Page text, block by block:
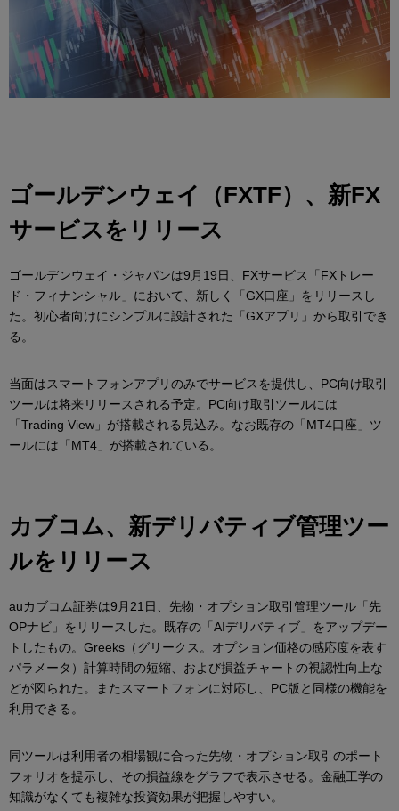
ゴールデンウェイ（FXTF）、新FX
サービスをリリース
ゴールデンウェイ・ジャパンは9月19日、FXサービス「FXトレー
ド・フィナンシャル」において、新しく「GX口座」をリリースし
た。初心者向けにシンプルに設計された「GXアプリ」から取引でき
る。
当面はスマートフォンアプリのみでサービスを提供し、PC向け取引
ツールは将来リリースされる予定。PC向け取引ツールには
「Trading View」が搭載される見込み。なお既存の「MT4口座」ツ
ールには「MT4」が搭載されている。
カブコム、新デリバティブ管理ツー
ルをリリース
auカブコム証券は9月21日、先物・オプション取引管理ツール「先
OPナビ」をリリースした。既存の「AIデリバティブ」をアップデー
トしたもの。Greeks（グリークス。オプション価格の感応度を表す
パラメータ）計算時間の短縮、および損益チャートの視認性向上な
どが図られた。またスマートフォンに対応し、PC版と同様の機能を
利用できる。
同ツールは利用者の相場観に合った先物・オプション取引のポート
フォリオを提示し、その損益線をグラフで表示させる。金融工学の
知識がなくても複雑な投資効果が把握しやすい。